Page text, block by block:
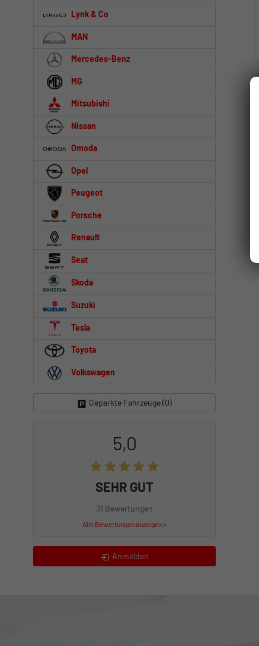
Lynk & Co
MAN
Mercedes-Benz
MG
Mitsubishi
Nissan
Omoda
Opel
Peugeot
Porsche
Renault
Seat
Skoda
Suzuki
Tesla
Toyota
Volkswagen
Geparkte Fahrzeuge (0)
5,0
SEHR GUT
31 Bewertungen
Alle Bewertungen anzeigen >
Anmelden